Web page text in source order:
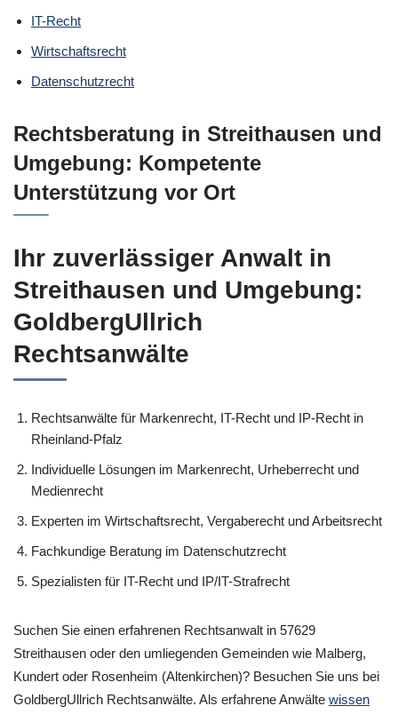
IT-Recht
Wirtschaftsrecht
Datenschutzrecht
Rechtsberatung in Streithausen und
Umgebung: Kompetente
Unterstützung vor Ort
Ihr zuverlässiger Anwalt in
Streithausen und Umgebung:
GoldbergUllrich
Rechtsanwälte
Rechtsanwälte für Markenrecht, IT-Recht und IP-Recht in
Rheinland-Pfalz
Individuelle Lösungen im Markenrecht, Urheberrecht und
Medienrecht
Experten im Wirtschaftsrecht, Vergaberecht und Arbeitsrecht
Fachkundige Beratung im Datenschutzrecht
Spezialisten für IT-Recht und IP/IT-Strafrecht
Suchen Sie einen erfahrenen Rechtsanwalt in 57629
Streithausen oder den umliegenden Gemeinden wie Malberg,
Kundert oder Rosenheim (Altenkirchen)? Besuchen Sie uns bei
GoldbergUllrich Rechtsanwälte. Als erfahrene Anwälte wissen